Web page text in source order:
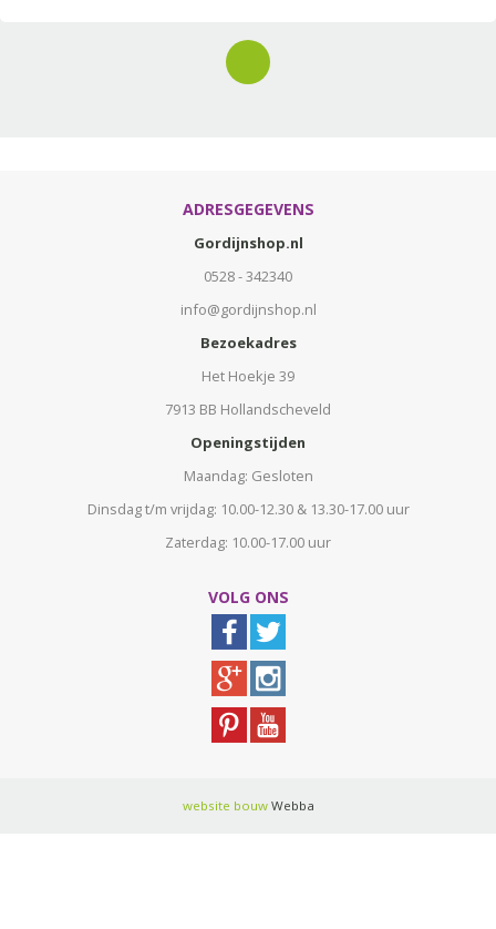
ADRESGEGEVENS
Gordijnshop.nl
0528 - 342340
info@gordijnshop.nl
Bezoekadres
Het Hoekje 39
7913 BB Hollandscheveld
Openingstijden
Maandag: Gesloten
Dinsdag t/m vrijdag: 10.00-12.30 & 13.30-17.00 uur
Zaterdag: 10.00-17.00 uur
VOLG ONS
website bouwWebba